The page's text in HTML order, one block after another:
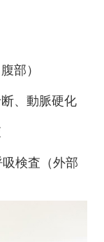
部）
、動脈硬化
検査（外部